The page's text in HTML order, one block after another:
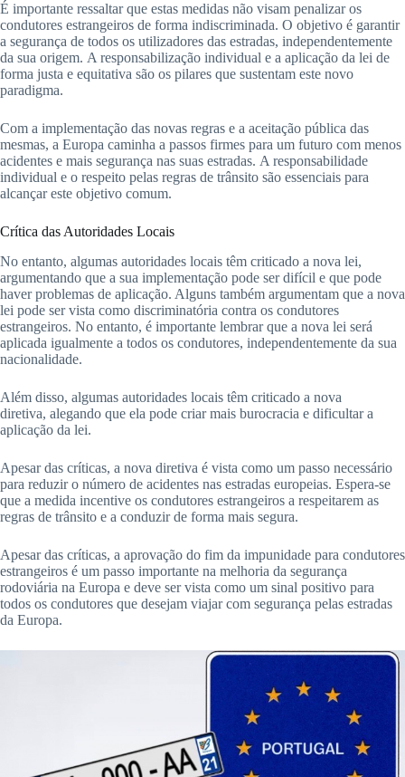
É importante ressaltar que estas medidas não visam penalizar os
condutores estrangeiros de forma indiscriminada. O objetivo é garantir
a segurança de todos os utilizadores das estradas, independentemente
da sua origem. A responsabilização individual e a aplicação da lei de
forma justa e equitativa são os pilares que sustentam este novo
paradigma.
Com a implementação das novas regras e a aceitação pública das
mesmas, a Europa caminha a passos firmes para um futuro com menos
acidentes e mais segurança nas suas estradas. A responsabilidade
individual e o respeito pelas regras de trânsito são essenciais para
alcançar este objetivo comum.
Crítica das Autoridades Locais
No entanto, algumas autoridades locais têm criticado a nova lei,
argumentando que a sua implementação pode ser difícil e que pode
haver problemas de aplicação. Alguns também argumentam que a nova
lei pode ser vista como discriminatória contra os condutores
estrangeiros. No entanto, é importante lembrar que a nova lei será
aplicada igualmente a todos os condutores, independentemente da sua
nacionalidade.
Além disso, algumas autoridades locais têm criticado a nova
diretiva, alegando que ela pode criar mais burocracia e dificultar a
aplicação da lei.
Apesar das críticas, a nova diretiva é vista como um passo necessário
para reduzir o número de acidentes nas estradas europeias. Espera-se
que a medida incentive os condutores estrangeiros a respeitarem as
regras de trânsito e a conduzir de forma mais segura.
Apesar das críticas, a aprovação do fim da impunidade para condutores
estrangeiros é um passo importante na melhoria da segurança
rodoviária na Europa e deve ser vista como um sinal positivo para
todos os condutores que desejam viajar com segurança pelas estradas
da Europa.